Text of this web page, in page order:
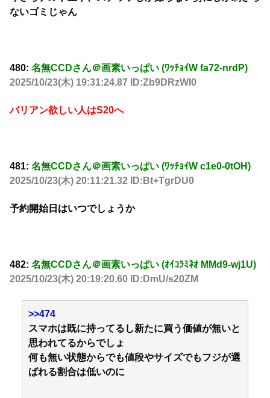
ないゴミじゃん
480: 名無CCDさん＠画素いっぱい (ﾜｯﾁｮｲW fa72-nrdP)
2025/10/23(木) 19:31:24.87 ID:Zb9DRzWI0
バリアン欲しい人はS20へ
481: 名無CCDさん＠画素いっぱい (ﾜｯﾁｮｲW c1e0-0tOH)
2025/10/23(木) 20:11:21.32 ID:Bt+TgrDU0
予約開始日はいつでしょうか
482: 名無CCDさん＠画素いっぱい (ｵｲｺﾗﾐﾈｵ MMd9-wj1U)
2025/10/23(木) 20:19:20.60 ID:DmU/s20ZM
>>474
スマホは既に持ってるし新たに買う価値が無いと
思われてるからでしょ
何も無い状態からでも値段やサイズでもフジが選
ばれる割合は低いのに